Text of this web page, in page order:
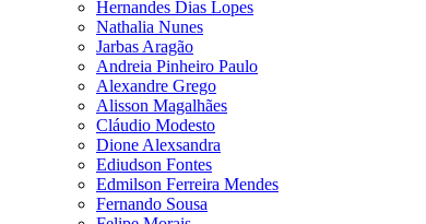
Hernandes Dias Lopes
Nathalia Nunes
Jarbas Aragão
Andreia Pinheiro Paulo
Alexandre Grego
Alisson Magalhães
Cláudio Modesto
Dione Alexsandra
Ediudson Fontes
Edmilson Ferreira Mendes
Fernando Sousa